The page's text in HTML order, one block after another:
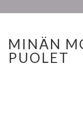
MINÄN
PUOLET